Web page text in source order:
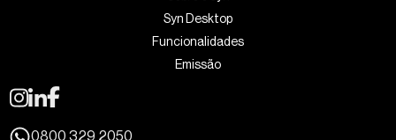
Syn Desktop
Funcionalidades
Emissão
0800 329 2050